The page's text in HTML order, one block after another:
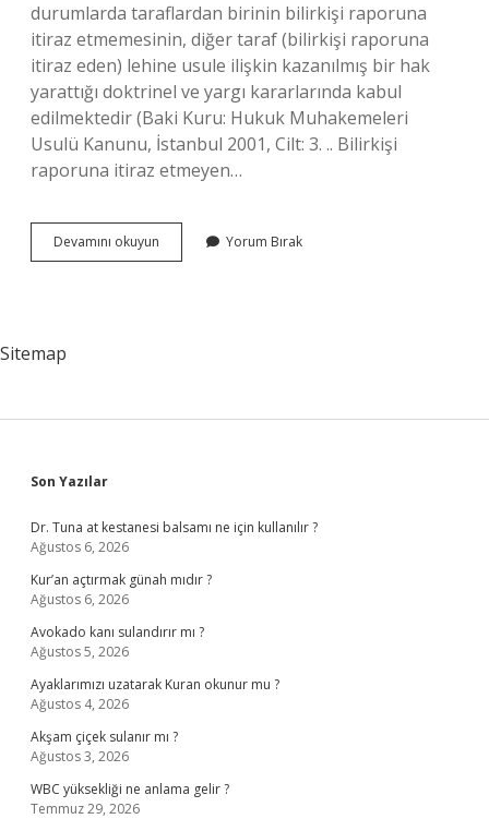
durumlarda taraflardan birinin bilirkişi raporuna
itiraz etmemesinin, diğer taraf (bilirkişi raporuna
itiraz eden) lehine usule ilişkin kazanılmış bir hak
yarattığı doktrinel ve yargı kararlarında kabul
edilmektedir (Baki Kuru: Hukuk Muhakemeleri
Usulü Kanunu, İstanbul 2001, Cilt: 3. .. Bilirkişi
raporuna itiraz etmeyen…
Devamını okuyun
Raporuna
Yorum Bırak
Sitemap
Sidebar
Son Yazılar
Dr. Tuna at kestanesi balsamı ne için kullanılır ?
Ağustos 6, 2026
Kur’an açtırmak günah mıdır ?
Ağustos 6, 2026
Avokado kanı sulandırır mı ?
Ağustos 5, 2026
Ayaklarımızı uzatarak Kuran okunur mu ?
Ağustos 4, 2026
Akşam çiçek sulanır mı ?
Ağustos 3, 2026
WBC yüksekliği ne anlama gelir ?
Temmuz 29, 2026